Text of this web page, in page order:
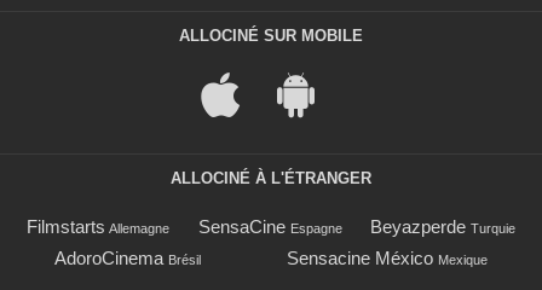
ALLOCINÉ SUR MOBILE
ALLOCINÉ À L'ÉTRANGER
Filmstarts Allemagne SensaCine Espagne Beyazperde Turquie
AdoroCinema Brésil Sensacine México Mexique